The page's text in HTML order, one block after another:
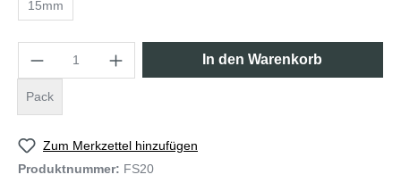
15mm
Pack
In den Warenkorb
Zum Merkzettel hinzufügen
Produktnummer: FS20